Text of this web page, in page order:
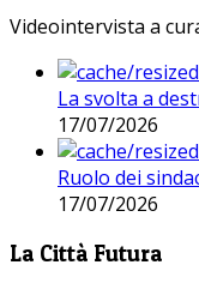
Videointervista a
La svolta a
17/07/2026
Ruolo dei
17/07/2026
La Città Futura